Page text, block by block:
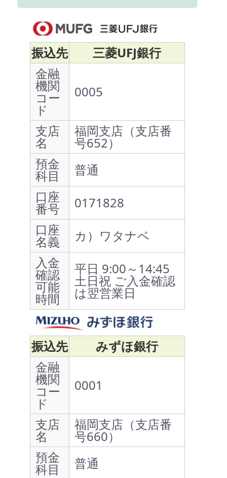
振込先
三菱UFJ銀行
金融
機関
コー
ド
0005
支店
名
福岡支店（支店番
号652）
預金
科目
普通
口座
番号
0171828
口座
名義
カ）ワタナベ
入金
確認
可能
時間
平日 9:00～14:45
土日祝 ご入金確認
は翌営業日
振込先
みずほ銀行
金融
機関
コー
ド
0001
支店
名
福岡支店（支店番
号660）
預金
科目
普通